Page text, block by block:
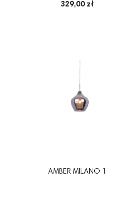
329,00 zł
AMBER MILANO 1